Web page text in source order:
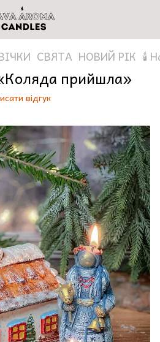
СВЯТА НОВИЙ РІК 🕯️
прийшла»
відгук